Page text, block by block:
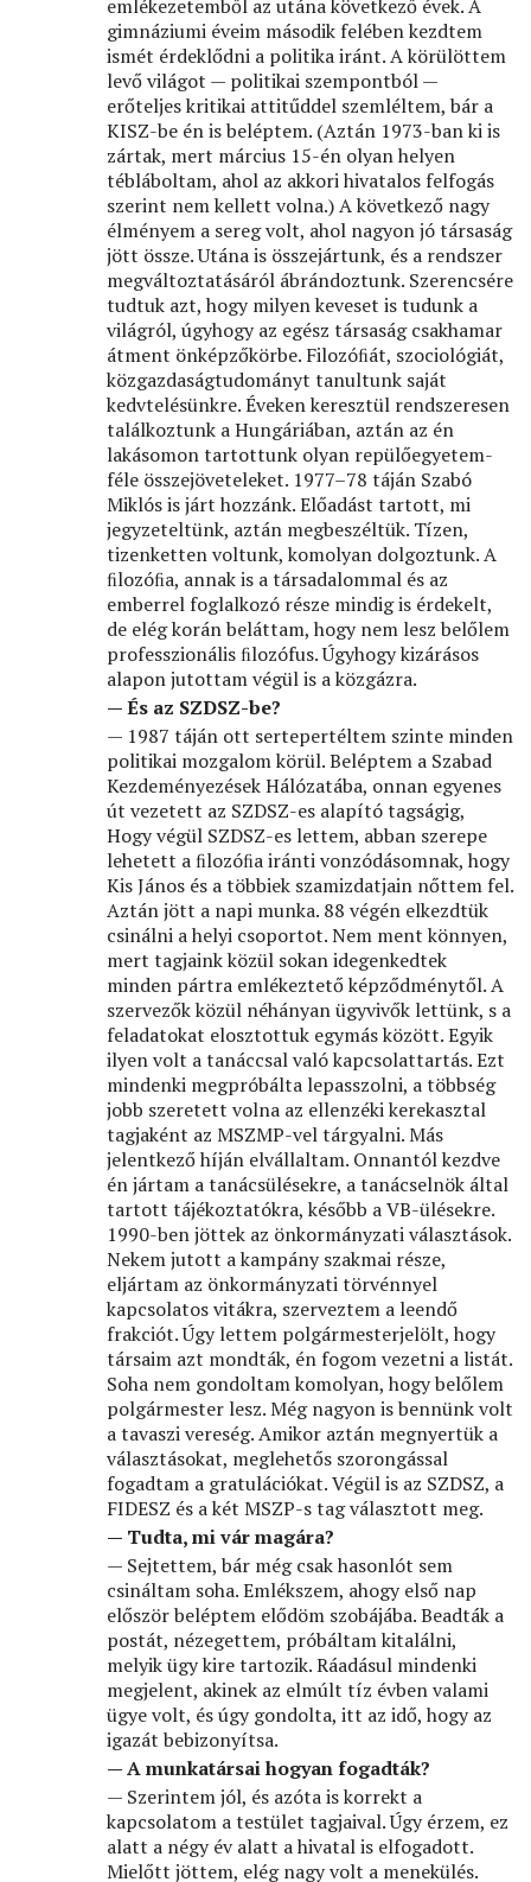
emlékezetemből az utána következő évek. A
gimnáziumi éveim második felében kezdtem
ismét érdeklődni a politika iránt. A körülöttem
levő világot — politikai szempontból —
erőteljes kritikai attitűddel szemléltem, bár a
KISZ-be én is beléptem. (Aztán 1973-ban ki is
zártak, mert március 15-én olyan helyen
tébláboltam, ahol az akkori hivatalos felfogás
szerint nem kellett volna.) A következő nagy
élményem a sereg volt, ahol nagyon jó társaság
jött össze. Utána is összejártunk, és a rendszer
megváltoztatásáról ábrándoztunk. Szerencsére
tudtuk azt, hogy milyen keveset is tudunk a
világról, úgyhogy az egész társaság csakhamar
átment önképzőkörbe. Filozóﬁát, szociológiát,
közgazdaságtudományt tanultunk saját
kedvtelésünkre. Éveken keresztül rendszeresen
találkoztunk a Hungáriában, aztán az én
lakásomon tartottunk olyan repülőegyetem-
féle összejöveteleket. 1977–78 táján Szabó
Miklós is járt hozzánk. Előadást tartott, mi
jegyzeteltünk, aztán megbeszéltük. Tízen,
tizenketten voltunk, komolyan dolgoztunk. A
ﬁlozóﬁa, annak is a társadalommal és az
emberrel foglalkozó része mindig is érdekelt,
de elég korán beláttam, hogy nem lesz belőlem
professzionális ﬁlozófus. Úgyhogy kizárásos
alapon jutottam végül is a közgázra.
— És az SZDSZ-be?
— 1987 táján ott sertepertéltem szinte minden
politikai mozgalom körül. Beléptem a Szabad
Kezdeményezések Hálózatába, onnan egyenes
út vezetett az SZDSZ-es alapító tagságig,
Hogy végül SZDSZ-es lettem, abban szerepe
lehetett a ﬁlozóﬁa iránti vonzódásomnak, hogy
Kis János és a többiek szamizdatjain nőttem fel.
Aztán jött a napi munka. 88 végén elkezdtük
csinálni a helyi csoportot. Nem ment könnyen,
mert tagjaink közül sokan idegenkedtek
minden pártra emlékeztető képződménytől. A
szervezők közül néhányan ügyvivők lettünk, s a
feladatokat elosztottuk egymás között. Egyik
ilyen volt a tanáccsal való kapcsolattartás. Ezt
mindenki megpróbálta lepasszolni, a többség
jobb szeretett volna az ellenzéki kerekasztal
tagjaként az MSZMP-vel tárgyalni. Más
jelentkező híján elvállaltam. Onnantól kezdve
én jártam a tanácsülésekre, a tanácselnök által
tartott tájékoztatókra, később a VB-ülésekre.
1990-ben jöttek az önkormányzati választások.
Nekem jutott a kampány szakmai része,
eljártam az önkormányzati törvénnyel
kapcsolatos vitákra, szerveztem a leendő
frakciót. Úgy lettem polgármesterjelölt, hogy
társaim azt mondták, én fogom vezetni a listát.
Soha nem gondoltam komolyan, hogy belőlem
polgármester lesz. Még nagyon is bennünk volt
a tavaszi vereség. Amikor aztán megnyertük a
választásokat, meglehetős szorongással
fogadtam a gratulációkat. Végül is az SZDSZ, a
FIDESZ és a két MSZP-s tag választott meg.
— Tudta, mi vár magára?
— Sejtettem, bár még csak hasonlót sem
csináltam soha. Emlékszem, ahogy első nap
először beléptem elődöm szobájába. Beadták a
postát, nézegettem, próbáltam kitalálni,
melyik ügy kire tartozik. Ráadásul mindenki
megjelent, akinek az elmúlt tíz évben valami
ügye volt, és úgy gondolta, itt az idő, hogy az
igazát bebizonyítsa.
— A munkatársai hogyan fogadták?
— Szerintem jól, és azóta is korrekt a
kapcsolatom a testület tagjaival. Úgy érzem, ez
alatt a négy év alatt a hivatal is elfogadott.
Mielőtt jöttem, elég nagy volt a menekülés.